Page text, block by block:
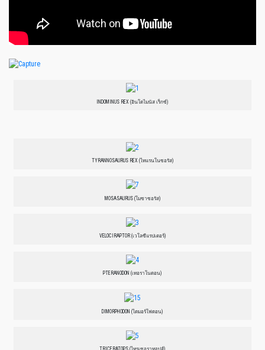
INDOMINUS REX (อินโดไมนัส เร็กซ์)
TYRANNOSAURUS REX (ไทแรนโนซอรัส)
MOSASAURUS (โมซาซอรัส)
VELOCIRAPTOR (เวโลซีแรปเตอร์)
PTERANODON (เทอราโนดอน)
DIMORPHODON (ไดมอร์โฟดอน)